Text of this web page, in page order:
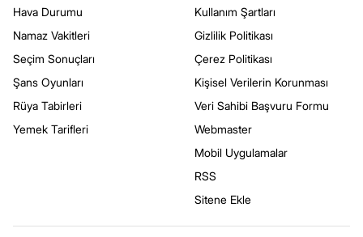
Hava Durumu
Namaz Vakitleri
Seçim Sonuçları
Şans Oyunları
Rüya Tabirleri
Yemek Tarifleri
Kullanım Şartları
Gizlilik Politikası
Çerez Politikası
Kişisel Verilerin Korunması
Veri Sahibi Başvuru Formu
Webmaster
Mobil Uygulamalar
RSS
Sitene Ekle